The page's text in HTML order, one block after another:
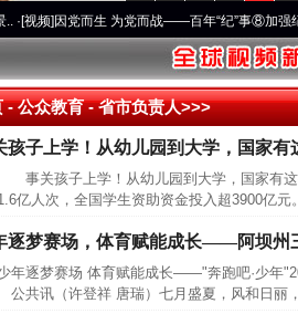
]因党而生 为党而战——百年“纪”事⑧加强纪律..·[
- 公众教育 -省市负责人>>>
孩子上学！从幼儿园到大学，国家有
事关孩子上学！从幼儿园到大学，国家有
亿人次，全国学生资助资金投入超3900
逐梦赛场，体育赋能成长——阿坝州
年逐梦赛场 体育赋能成长——"奔跑吧·少年
讯（许登祥 唐瑞）七月盛夏，风和日丽